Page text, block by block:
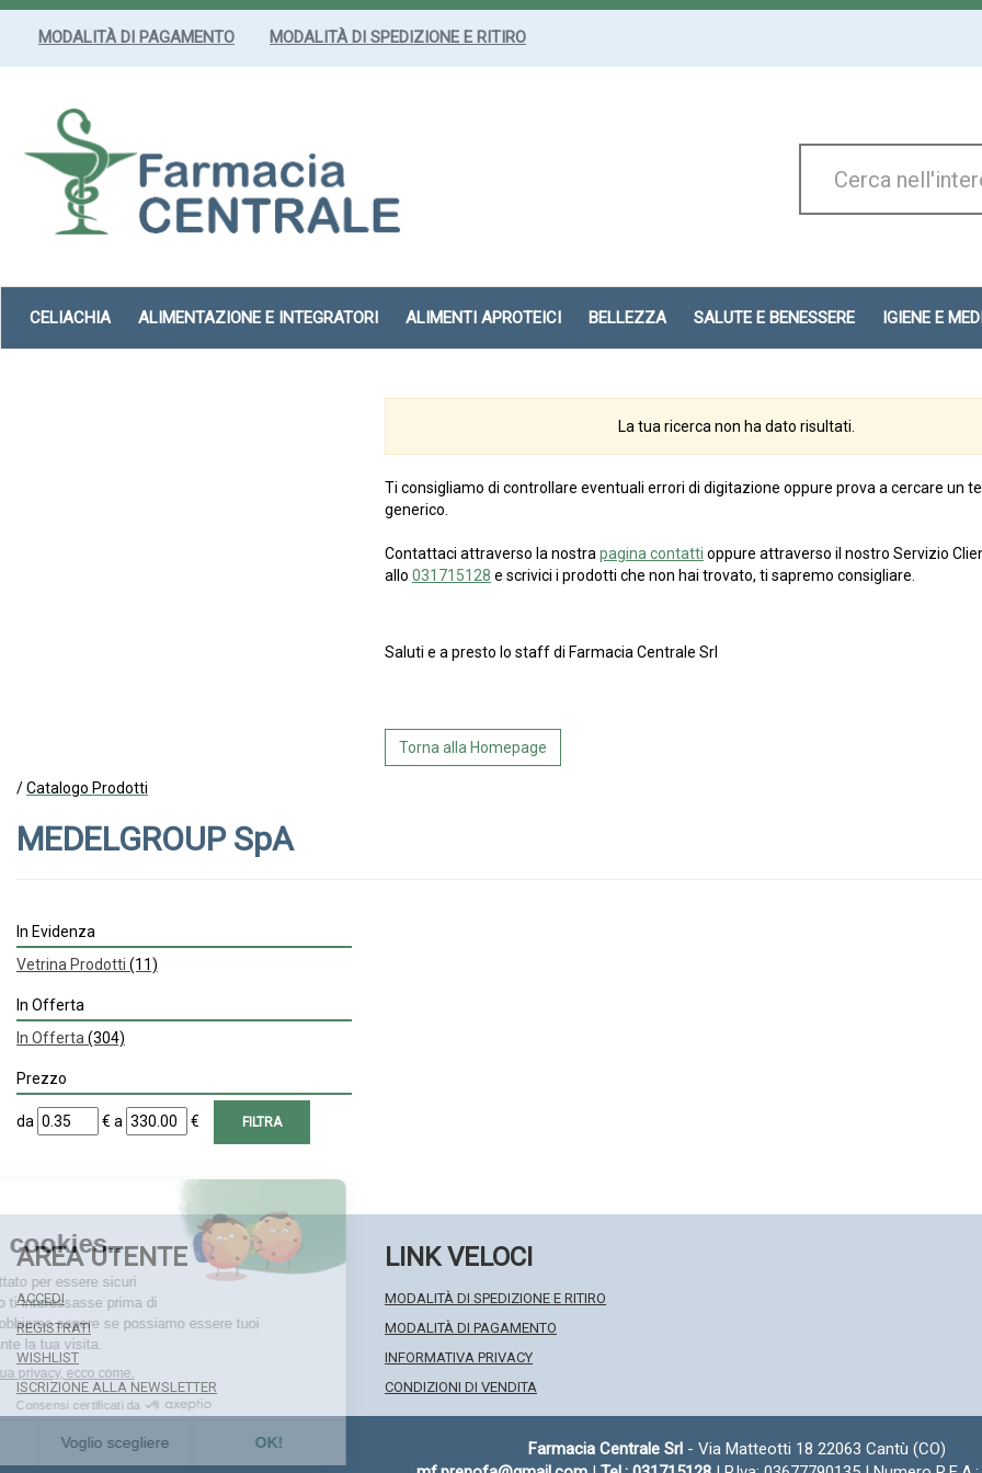
Passa
MODALITÀ DI PAGAMENTO MODALITÀ DI SPEDIZIONE E RITIRO
Prodotto
CELIACHIA ALIMENTAZIONE E INTEGRATORI ALIMENTI APROTEICI BELLEZZA SALUTE E BENESSERE IGIENE E
La tua ricerca non ha dato risultati.
Ti consigliamo di controllare eventuali errori di digitazione oppure prova a cercare un
generico.
Contattaci attraverso la nostra pagina contatti oppure attraverso il nostro Servizio
allo 031715128 e scrivici i prodotti che non hai trovato, ti sapremo consigliare.
Saluti e a presto lo staff di Farmacia Centrale Srl
Torna alla Homepage
/Catalogo Prodotti
MEDELGROUP SpA
In Evidenza
Vetrina Prodotti (11)
In Offerta
In Offerta (304)
Prezzo
filtra
da
da €
filtra
a
a €
AREA UTENTE
ACCEDI
REGISTRATI
WISHLIST
ISCRIZIONE ALLA NEWSLETTER
LINK VELOCI
MODALITÀ DI SPEDIZIONE E RITIRO
MODALITÀ DI PAGAMENTO
INFORMATIVA PRIVACY
CONDIZIONI DI VENDITA
Farmacia Centrale Srl- Via Matteotti 18 22063 Cantù (CO)